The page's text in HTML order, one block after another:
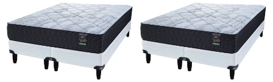
alta densidad – Capa de
espuma cinco zonas de
activación – Comfort Grid –
Manta de fieltro – Resortes
LFK – Hard Foam®. Altura de
colchón 24 cm y 61 cm la
suma del colchón y el
sommier.
alta densidad – Capa de
espuma cinco zonas de
activación – Comfort Grid –
Manta de fieltro – Resortes
LFK – Hard Foam®. Altura de
colchón 24 cm y 61 cm la
suma del colchón y el
sommier.